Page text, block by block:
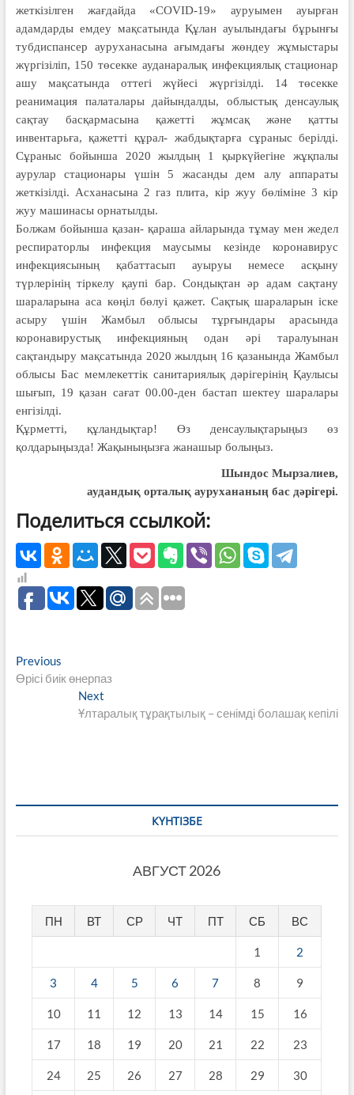
жеткізілген жағдайда «COVID-19» ауруымен ауырған
адамдарды емдеу мақсатында Құлан ауылындағы бұрынғы
тубдиспансер ауруханасына ағымдағы жөндеу жұмыстары
жүргізіліп, 150 төсекке ауданаралық инфекциялық стационар
ашу мақсатында оттегі жүйесі жүргізілді. 14 төсекке
реанимация палаталары дайындалды, облыстық денсаулық
сақтау басқармасына қажетті жұмсақ және қатты
инвентарьға, қажетті құрал- жабдықтарға сұраныс берілді.
Сұраныс бойынша 2020 жылдың 1 қыркүйегіне жұқпалы
аурулар стационары үшін 5 жасанды дем алу аппараты
жеткізілді. Асханасына 2 газ плита, кір жуу бөліміне 3 кір
жуу машинасы орнатылды.
Болжам бойынша қазан- қараша айларында тұмау мен жедел
респираторлы инфекция маусымы кезінде коронавирус
инфекциясының қабаттасып ауыруы немесе асқыну
түрлерінің тіркелу қаупі бар. Сондықтан әр адам сақтану
шараларына аса көңіл бөлуі қажет. Сақтық шараларын іске
асыру үшін Жамбыл облысы тұрғындары арасында
коронавирустық инфекцияның одан әрі таралуынан
сақтандыру мақсатында 2020 жылдың 16 қазанында Жамбыл
облысы Бас мемлекеттік санитариялық дәрігерінің Қаулысы
шығып, 19 қазан сағат 00.00-ден бастап шектеу шаралары
енгізілді.
Құрметті, құландықтар! Өз денсаулықтарыңыз өз
қолдарыңызда! Жақыныңызға жанашыр болыңыз.
Шындос Мырзалиев,
аудандық орталық аурухананың бас дәрігері.
Поделиться ссылкой:
Навигация
по
записям
PreviousPrevious
post:
Өрісі биік өнерпаз
Next
post:
Ұлтаралық тұрақтылық – сенімді болашақ кепілі
КҮНТІЗБЕ
АВГУСТ 2026
ПН ВТ СР ЧТ ПТ СБ ВС
1 2
3 4 5 6 7 8 9
10 11 12 13 14 15 16
17 18 19 20 21 22 23
24 25 26 27 28 29 30